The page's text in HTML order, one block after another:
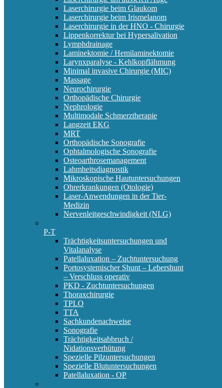
Laserchirurgie beim Glaukom
Laserchirurgie beim Irismelanom
Laserchirurgie in der HNO - Chirurgie
Lippenkorrektur bei Hypersalivation
Lymphdrainage
Laminektomie / Hemilaminektomie
Larynxparalyse - Kehlkopflähmung
Minimal invasive Chirurgie (MIC)
Massage
Neurochirurgie
Orthopädische Chirurgie
Nephrologie
Multimodale Schmerztherapie
Langzeit EKG
MRT
Orthopädische Sonografie
Ophtalmologische Sonografie
Osteoarthrosemanagement
Lahmheitsdiagnostik
Mikroskopische Hautuntersuchungen
Ohrerkrankungen (Otologie)
Laser-Anwendungen in der Tier-
Medizin
Nervenleitgeschwindigkeit (NLG)
P-T
Trächtigkeitsuntersuchungen und
Vitalanalyse
Patellaluxation – Zuchtuntersuchung
Portosystemischer Shunt – Lebershunt
– Verschluss operativ
PKD - Zuchtuntersuchungen
Thoraxchirurgie
TPLO
TTA
Sachkundenachweise
Sonografie
Trächtigkeitsabbruch /
Nidationsverhütung
Spezielle Pilzuntersuchungen
Spezielle Blutuntersuchungen
Patellaluxation - OP